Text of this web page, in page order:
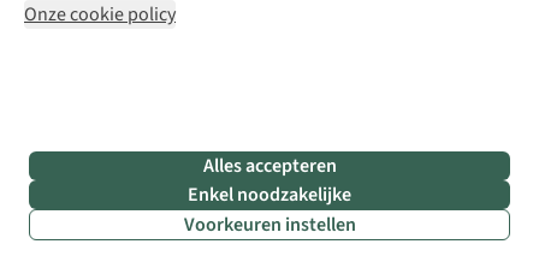
Onze cookie policy
Alles accepteren
Enkel noodzakelijke
Voorkeuren instellen